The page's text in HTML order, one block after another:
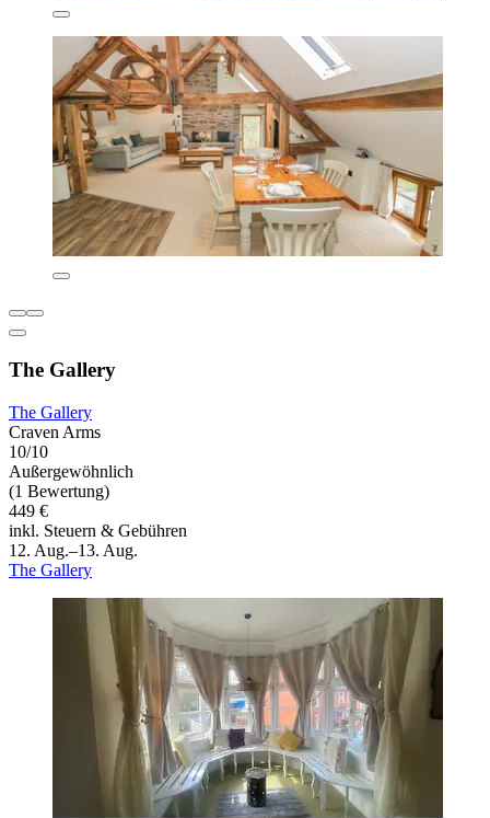
The Gallery
The Gallery
Craven Arms
10/10
Außergewöhnlich
(1 Bewertung)
449 €
inkl. Steuern & Gebühren
12. Aug.–13. Aug.
The Gallery